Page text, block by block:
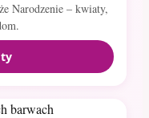
Narodzenie – kwiaty,